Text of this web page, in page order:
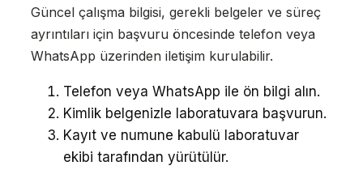
Güncel çalışma bilgisi, gerekli belgeler ve süreç
ayrıntıları için başvuru öncesinde telefon veya
WhatsApp üzerinden iletişim kurulabilir.
Telefon veya WhatsApp ile ön bilgi alın.
Kimlik belgenizle laboratuvara başvurun.
Kayıt ve numune kabulü laboratuvar
ekibi tarafından yürütülür.